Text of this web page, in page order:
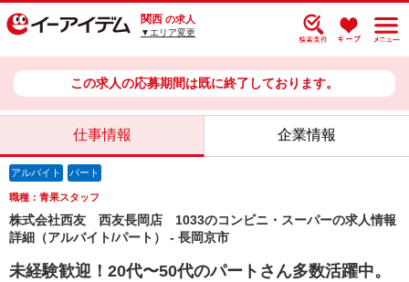
関西 の求人
▼エリア変更
この求人の応募期間は既に終了しております。
仕事情報 企業情報
アルバイト パート
職種：青果スタッフ
株式会社西友 西友長岡店 1033のコンビニ・スーパーの求人情報
詳細（アルバイト/パート） - 長岡京市
未経験歓迎！20代〜50代のパートさん多数活躍中。